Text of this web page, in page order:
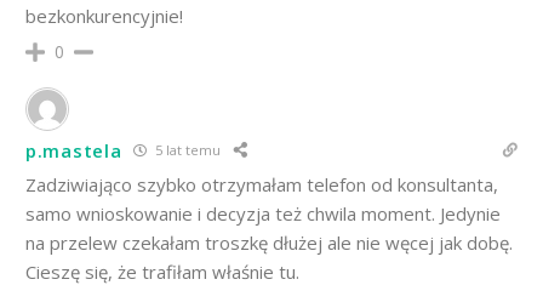
bezkonkurencyjnie!
0
p.mastela 5 lat temu
Zadziwiająco szybko otrzymałam telefon od konsultanta,
samo wnioskowanie i decyzja też chwila moment. Jedynie
na przelew czekałam troszkę dłużej ale nie węcej jak dobę.
Cieszę się, że trafiłam właśnie tu.